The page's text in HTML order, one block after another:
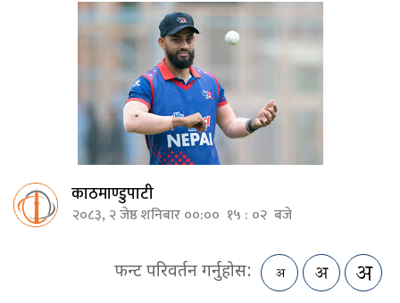
काठमाण्डुपाटी
२०८३, २ जेष्ठ शनिबार ००:०० १५ : ०२ बजे
फन्ट परिवर्तन गर्नुहोस: